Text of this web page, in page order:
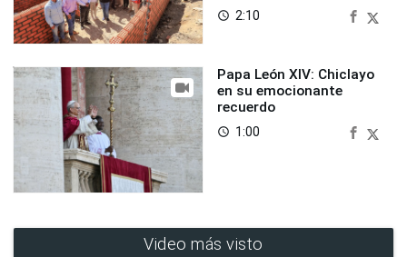
access_time 2:10
Papa León XIV: Chiclayo
en su emocionante
recuerdo
access_time 1:00
Video más visto